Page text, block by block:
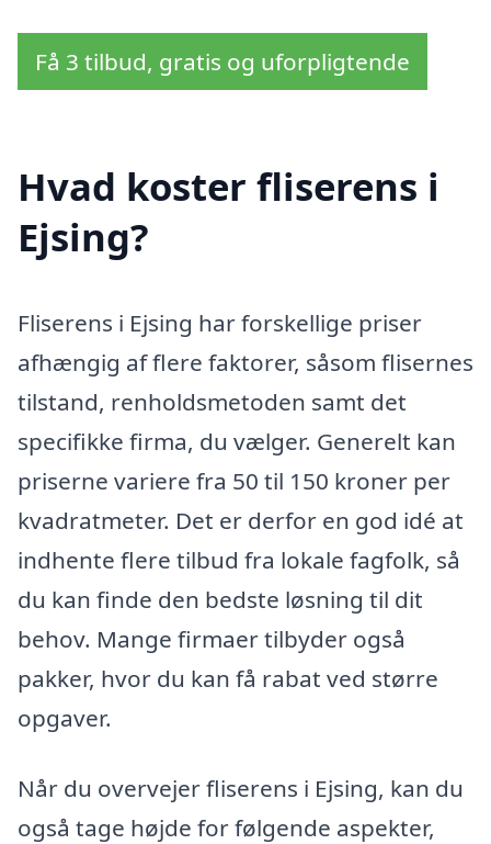
Få 3 tilbud, gratis og uforpligtende
Hvad koster fliserens i
Ejsing?
Fliserens i Ejsing har forskellige priser
afhængig af flere faktorer, såsom flisernes
tilstand, renholdsmetoden samt det
specifikke firma, du vælger. Generelt kan
priserne variere fra 50 til 150 kroner per
kvadratmeter. Det er derfor en god idé at
indhente flere tilbud fra lokale fagfolk, så
du kan finde den bedste løsning til dit
behov. Mange firmaer tilbyder også
pakker, hvor du kan få rabat ved større
opgaver.
Når du overvejer fliserens i Ejsing, kan du
også tage højde for følgende aspekter,